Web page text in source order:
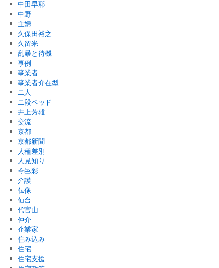
中田早耶
中野
主婦
久保田裕之
久留米
乱暴と待機
事例
事業者
事業者介在型
二人
二段ベッド
井上芳雄
交流
京都
京都新聞
人種差別
人見知り
今邑彩
介護
仏像
仙台
代官山
仲介
企業家
住み込み
住宅
住宅支援